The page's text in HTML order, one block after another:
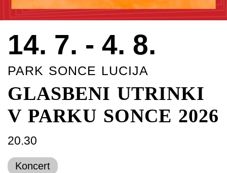
14. 7. - 4. 8.
PARK SONCE LUCIJA
GLASBENI UTRINKI
V PARKU SONCE 2026
20.30
Koncert